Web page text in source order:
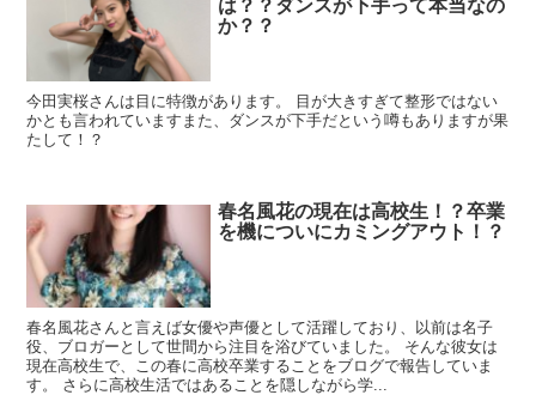
は？？ダンスが下手って本当なの
か？？
今田実桜さんは目に特徴があります。 目が大きすぎて整形ではない
かとも言われていますまた、ダンスが下手だという噂もありますが果
たして！？
春名風花の現在は高校生！？卒業
を機についにカミングアウト！？
春名風花さんと言えば女優や声優として活躍しており、以前は名子
役、ブロガーとして世間から注目を浴びていました。 そんな彼女は
現在高校生で、この春に高校卒業することをブログで報告していま
す。 さらに高校生活ではあることを隠しながら学...